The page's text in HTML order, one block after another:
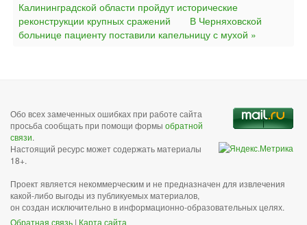
Калининградской области пройдут исторические
реконструкции крупных сражений
В Черняховской
больнице пациенту поставили капельницу с мухой »
Обо всех замеченных ошибках при работе сайта
просьба сообщать при помощи формы обратной
связи.
Настоящий ресурс может содержать материалы
18+.
Проект является некоммерческим и не предназначен для извлечения
какой-либо выгоды из публикуемых материалов,
он создан исключительно в информационно-образовательных целях.
Обратная связь | Карта сайта